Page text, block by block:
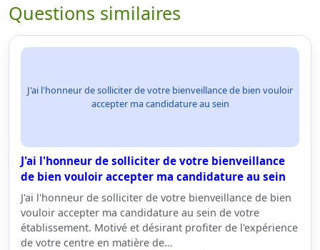
Questions similaires
J'ai l'honneur de solliciter de votre bienveillance de bien vouloir
accepter ma candidature au sein
J'ai l'honneur de solliciter de votre bienveillance
de bien vouloir accepter ma candidature au sein
J'ai l'honneur de solliciter de votre bienveillance de bien
vouloir accepter ma candidature au sein de votre
établissement. Motivé et désirant profiter de l'expérience
de votre centre en matière de…